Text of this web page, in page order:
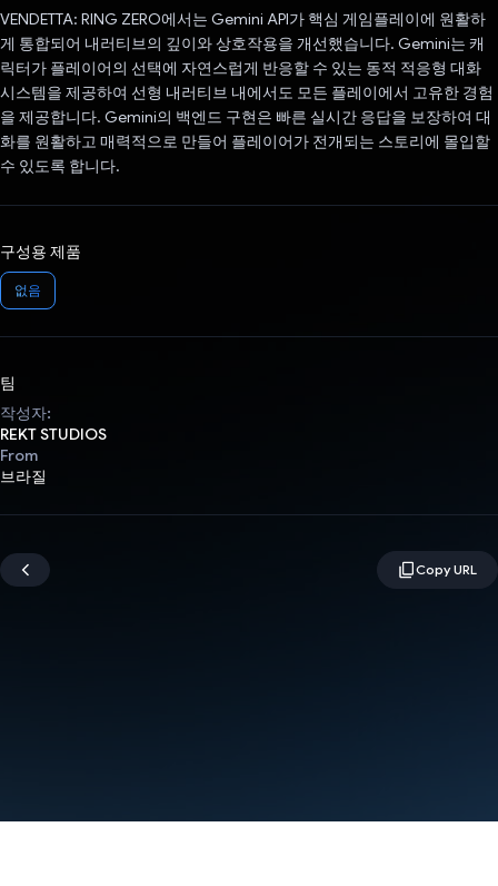
VENDETTA: RING ZERO에서는 Gemini API가 핵심 게임플레이에 원활하
게 통합되어 내러티브의 깊이와 상호작용을 개선했습니다. Gemini는 캐
릭터가 플레이어의 선택에 자연스럽게 반응할 수 있는 동적 적응형 대화
시스템을 제공하여 선형 내러티브 내에서도 모든 플레이에서 고유한 경험
을 제공합니다. Gemini의 백엔드 구현은 빠른 실시간 응답을 보장하여 대
화를 원활하고 매력적으로 만들어 플레이어가 전개되는 스토리에 몰입할
수 있도록 합니다.
구성용 제품
없음
팀
작성자:
REKT STUDIOS
From
브라질